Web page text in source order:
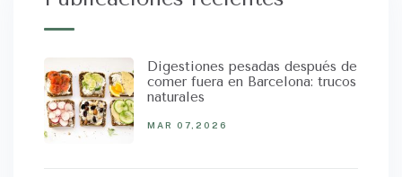
Digestiones pesadas después de
comer fuera en Barcelona: trucos
naturales
MAR 07,2026